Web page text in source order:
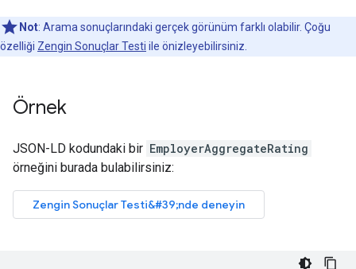
Not: Arama sonuçlarındaki gerçek görünüm farklı olabilir. Çoğu
özelliği Zengin Sonuçlar Testi ile önizleyebilirsiniz.
Örnek
JSON-LD kodundaki bir EmployerAggregateRating
örneğini burada bulabilirsiniz: